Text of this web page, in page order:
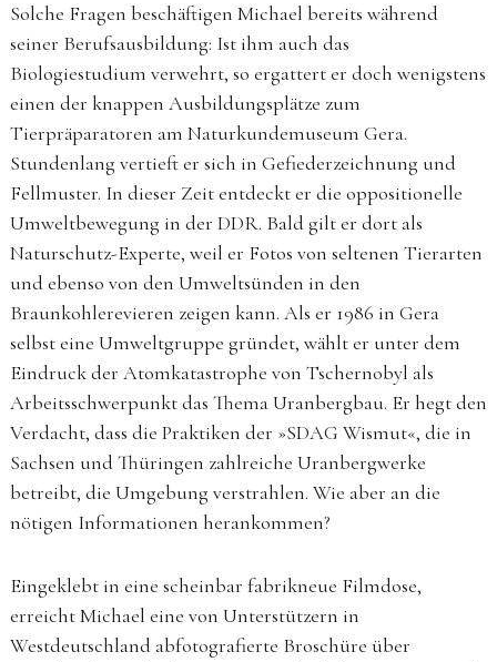
Solche Fragen beschäftigen Michael bereits während
seiner Berufsausbildung: Ist ihm auch das
Biologiestudium verwehrt, so ergattert er doch wenigstens
einen der knappen Ausbildungsplätze zum
Tierpräparatoren am Naturkundemuseum Gera.
Stundenlang vertieft er sich in Gefiederzeichnung und
Fellmuster. In dieser Zeit entdeckt er die oppositionelle
Umweltbewegung in der DDR. Bald gilt er dort als
Naturschutz-Experte, weil er Fotos von seltenen Tierarten
und ebenso von den Umweltsünden in den
Braunkohlerevieren zeigen kann. Als er 1986 in Gera
selbst eine Umweltgruppe gründet, wählt er unter dem
Eindruck der Atomkatastrophe von Tschernobyl als
Arbeitsschwerpunkt das Thema Uranbergbau. Er hegt den
Verdacht, dass die Praktiken der »SDAG Wismut«, die in
Sachsen und Thüringen zahlreiche Uranbergwerke
betreibt, die Umgebung verstrahlen. Wie aber an die
nötigen Informationen herankommen?
Eingeklebt in eine scheinbar fabrikneue Filmdose,
erreicht Michael eine von Unterstützern in
Westdeutschland abfotografierte Broschüre über